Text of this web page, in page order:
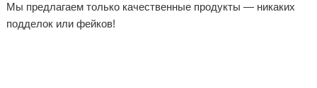
Мы предлагаем только качественные продукты — никаких
подделок или фейков!